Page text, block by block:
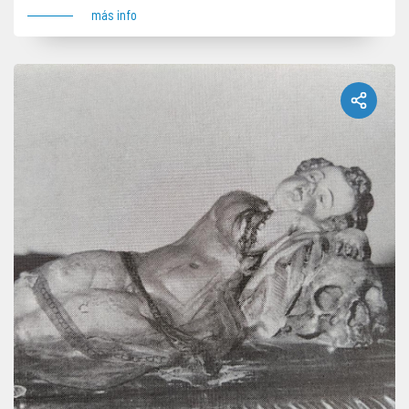
más info